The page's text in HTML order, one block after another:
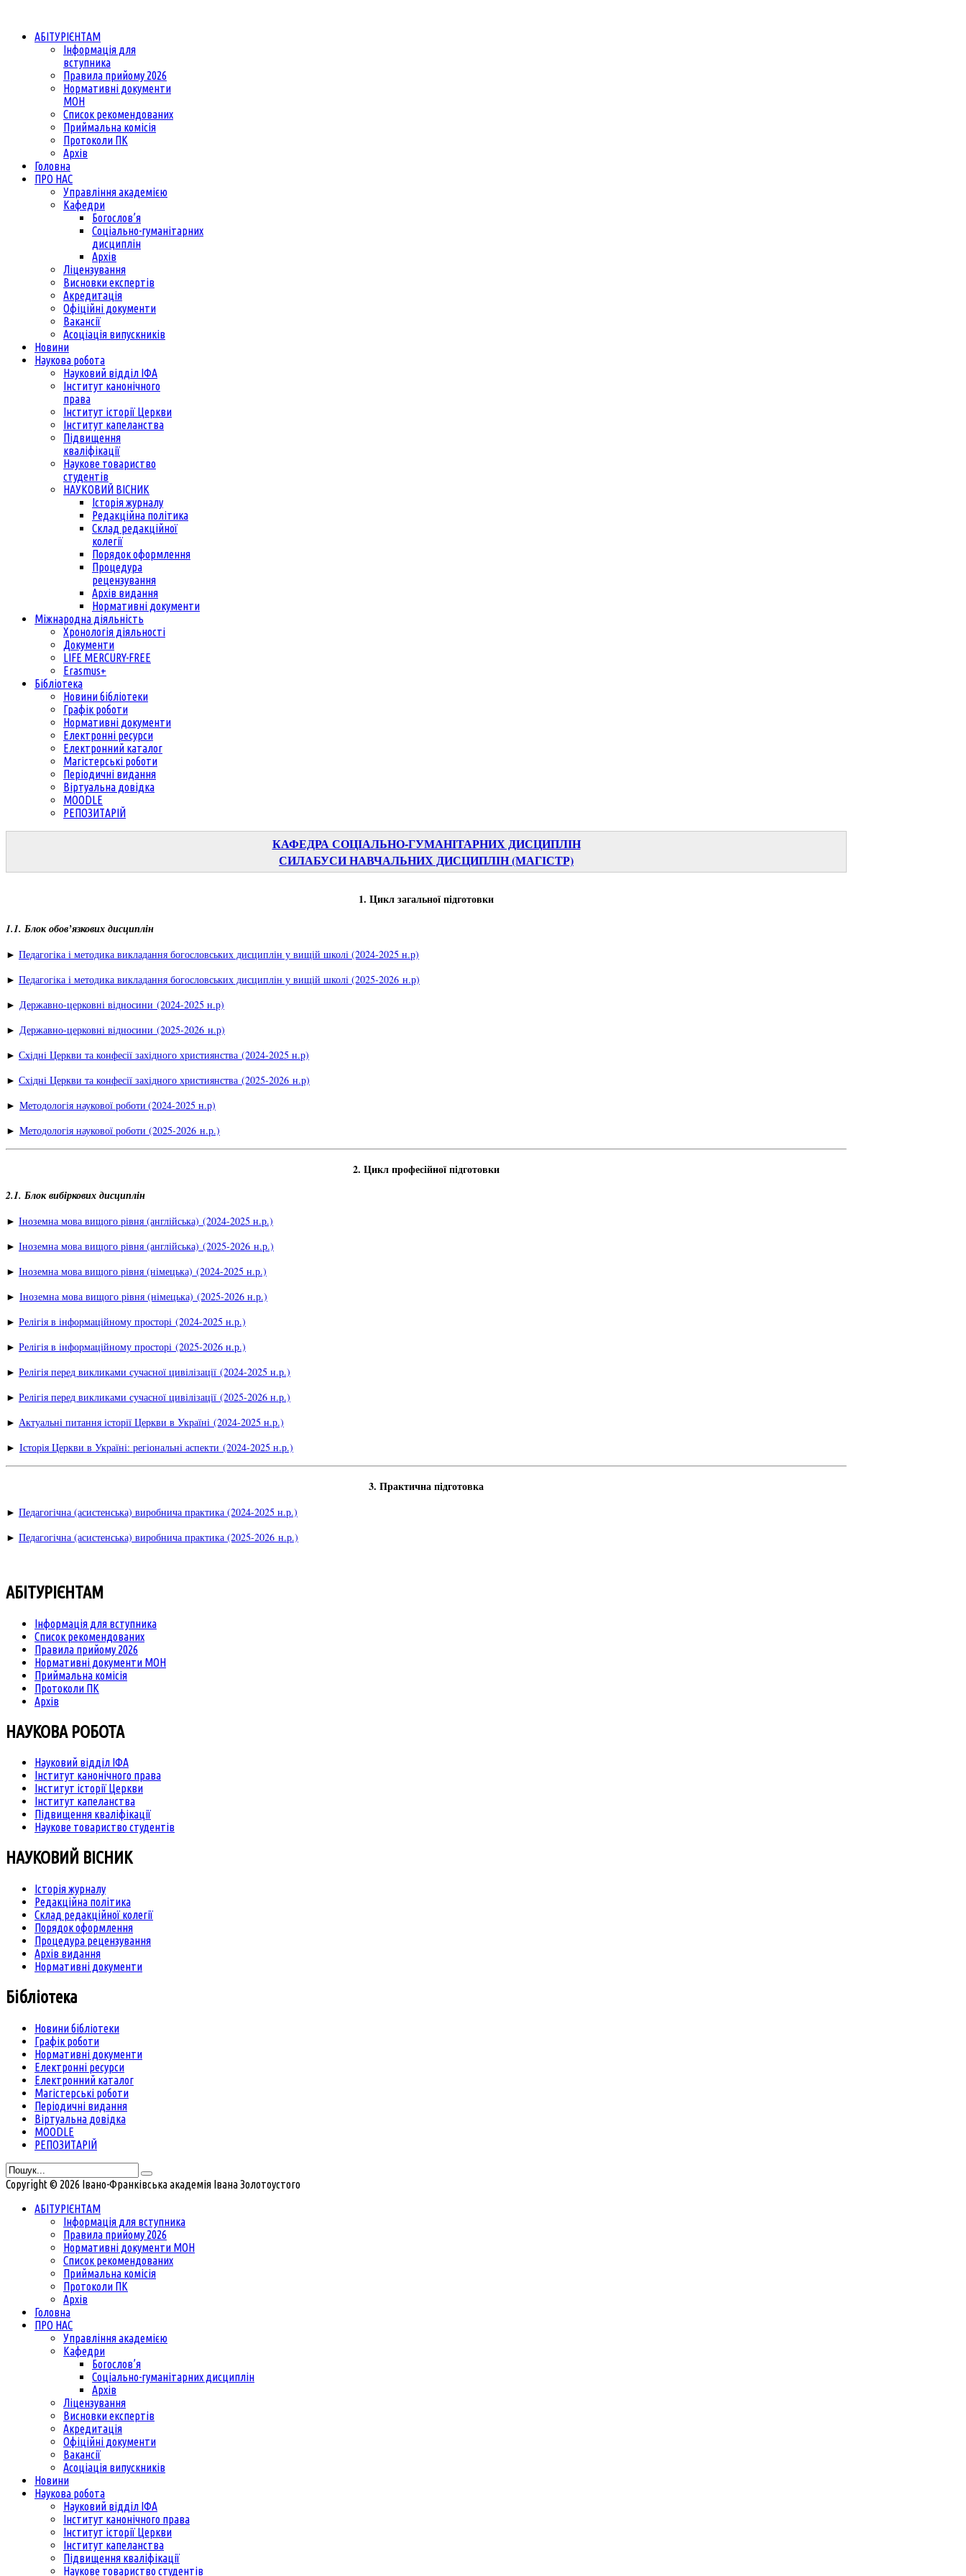
АБІТУРІЄНТАМ
Інформація для
вступника
Правила прийому 2026
Нормативні документи
МОН
Список рекомендованих
Приймальна комісія
Протоколи ПК
Архів
Головна
ПРО НАС
Управління академією
Кафедри
Богослов’я
Соціально-гуманітарних
дисциплін
Архів
Ліцензування
Висновки експертів
Акредитація
Офіційні документи
Вакансії
Асоціація випускників
Новини
Наукова робота
Науковий відділ ІФА
Інститут канонічного
права
Інститут історії Церкви
Інститут капеланства
Підвищення
кваліфікації
Наукове товариство
студентів
НАУКОВИЙ ВІСНИК
Історія журналу
Редакційна політика
Склад редакційної
колегії
Порядок оформлення
Процедура
рецензування
Архів видання
Нормативні документи
Міжнародна діяльність
Хронологія діяльності
Документи
LIFE MERCURY-FREE
Erasmus+
Бібліотека
Новини бібліотеки
Графік роботи
Нормативні документи
Електронні ресурси
Електронний каталог
Магістерські роботи
Періодичні видання
Віртуальна довідка
MOODLE
РЕПОЗИТАРІЙ
КАФЕДРА СОЦІАЛЬНО-ГУМАНІТАРНИХ ДИСЦИПЛІН
СИЛАБУСИ НАВЧАЛЬНИХ ДИСЦИПЛІН (МАГІСТР)
1. Цикл загальної підготовки
1.1. Блок обов’язкових дисциплін
► Педагогіка і методика викладання богословських дисциплін у вищій школі (2024-2025 н.р)
► Педагогіка і методика викладання богословських дисциплін у вищій школі (2025-2026 н.р)
► Державно-церковні відносини (2024-2025 н.р)
► Державно-церковні відносини (2025-2026 н.р)
► Східні Церкви та конфесії західного християнства (2024-2025 н.р)
► Східні Церкви та конфесії західного християнства (2025-2026 н.р)
► Методологія наукової роботи (2024-2025 н.р)
► Методологія наукової роботи (2025-2026 н.р.)
2. Цикл професійної підготовки
2.1. Блок вибіркових дисциплін
► Іноземна мова вищого рівня (англійська) (2024-2025 н.р.)
► Іноземна мова вищого рівня (англійська) (2025-2026 н.р.)
► Іноземна мова вищого рівня (німецька) (2024-2025 н.р.)
► Іноземна мова вищого рівня (німецька) (2025-2026 н.р.)
► Релігія в інформаційному просторі (2024-2025 н.р.)
► Релігія в інформаційному просторі (2025-2026 н.р.)
► Релігія перед викликами сучасної цивілізації (2024-2025 н.р.)
► Релігія перед викликами сучасної цивілізації (2025-2026 н.р.)
► Актуальні питання історії Церкви в Україні (2024-2025 н.р.)
► Історія Церкви в Україні: регіональні аспекти (2024-2025 н.р.)
3. Практична підготовка
► Педагогічна (асистенська) виробнича практика (2024-2025 н.р.)
► Педагогічна (асистенська) виробнича практика (2025-2026 н.р.)
АБІТУРІЄНТАМ
Інформація для вступника
Список рекомендованих
Правила прийому 2026
Нормативні документи МОН
Приймальна комісія
Протоколи ПК
Архів
НАУКОВА РОБОТА
Науковий відділ ІФА
Інститут канонічного права
Інститут історії Церкви
Інститут капеланства
Підвищення кваліфікації
Наукове товариство студентів
НАУКОВИЙ ВІСНИК
Історія журналу
Редакційна політика
Склад редакційної колегії
Порядок оформлення
Процедура рецензування
Архів видання
Нормативні документи
Бібліотека
Новини бібліотеки
Графік роботи
Нормативні документи
Електронні ресурси
Електронний каталог
Магістерські роботи
Періодичні видання
Віртуальна довідка
MOODLE
РЕПОЗИТАРІЙ
Copyright © 2026 Івано-Франківська академія Івана Золотоустого
АБІТУРІЄНТАМ
Інформація для вступника
Правила прийому 2026
Нормативні документи МОН
Список рекомендованих
Приймальна комісія
Протоколи ПК
Архів
Головна
ПРО НАС
Управління академією
Кафедри
Богослов’я
Соціально-гуманітарних дисциплін
Архів
Ліцензування
Висновки експертів
Акредитація
Офіційні документи
Вакансії
Асоціація випускників
Новини
Наукова робота
Науковий відділ ІФА
Інститут канонічного права
Інститут історії Церкви
Інститут капеланства
Підвищення кваліфікації
Наукове товариство студентів